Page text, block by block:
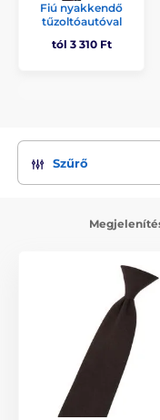
Fiú nyakkendő
tűzoltóautóval
tól 3 310 Ft
Szűrő